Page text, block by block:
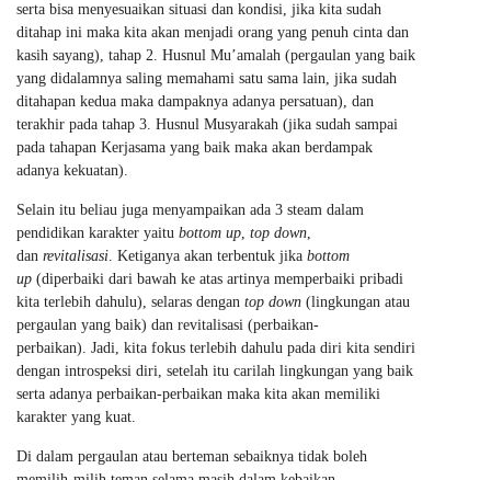
serta bisa menyesuaikan situasi dan kondisi, jika kita sudah
ditahap ini maka kita akan menjadi orang yang penuh cinta dan
kasih sayang), tahap 2. Husnul Mu’amalah (pergaulan yang baik
yang didalamnya saling memahami satu sama lain, jika sudah
ditahapan kedua maka dampaknya adanya persatuan), dan
terakhir pada tahap 3. Husnul Musyarakah (jika sudah sampai
pada tahapan Kerjasama yang baik maka akan berdampak
adanya kekuatan).
Selain itu beliau juga menyampaikan ada 3 steam dalam
pendidikan karakter yaitu bottom up, top down,
dan revitalisasi. Ketiganya akan terbentuk jika bottom
up (diperbaiki dari bawah ke atas artinya memperbaiki pribadi
kita terlebih dahulu), selaras dengan top down (lingkungan atau
pergaulan yang baik) dan revitalisasi (perbaikan-
perbaikan). Jadi, kita fokus terlebih dahulu pada diri kita sendiri
dengan introspeksi diri, setelah itu carilah lingkungan yang baik
serta adanya perbaikan-perbaikan maka kita akan memiliki
karakter yang kuat.
Di dalam pergaulan atau berteman sebaiknya tidak boleh